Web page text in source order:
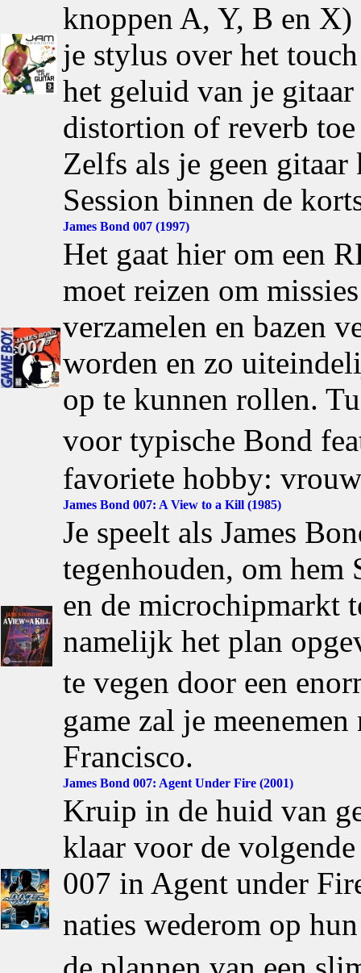
knoppen A, Y, B en X)
je stylus over het
het geluid van je
distortion of reverb
Zelfs als je geen gitaar
Session binnen de
James Bond 007 (1997)
Het gaat hier om een
moet reizen om
verzamelen en bazen
worden en zo
op te kunnen rollen.
voor typische Bond
favoriete hobby:
James Bond 007: A View to a Kill (1985)
Je speelt als James
tegenhouden, om
en de microchipmarkt
namelijk het plan
te vegen door een
game zal je
Francisco.
James Bond 007: Agent Under Fire (2001)
Kruip in de huid van
klaar voor de
007 in Agent under
naties wederom op